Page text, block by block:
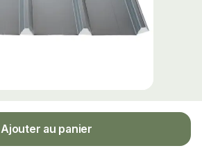
Ajouter au panier